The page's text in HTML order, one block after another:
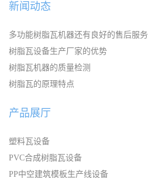
新闻动态
多功能树脂瓦机器还有良好的售后服务
树脂瓦设备生产厂家的优势
树脂瓦机器的质量检测
树脂瓦的原理特点
产品展厅
塑料瓦设备
PVC合成树脂瓦设备
PP中空建筑模板生产线设备